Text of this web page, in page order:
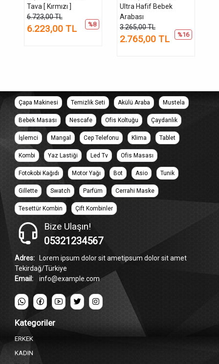
Tava [ Kırmızı ]
6.723,00 TL
%8
6.223,00 TL
Ultra Hafif Bebek
Arabası
3.265,00 TL
%16
2.765,00 TL
Çapa Makinesi Temizlik Seti Akülü Araba Mustela
Bebek Masası Nescafe Ofis Koltuğu Çaydanlık
İşlemci Mangal Cep Telefonu Klima Tablet
Kombi Yaz Lastiği Led Tv Ofis Masası
Fotokobi Kağıdı Motor Yağı Bot Asio Tunik
Gillette Swatch Parfüm Cerrahi Maske
Tesettür Kombin Çift Kombinler
Bize Ulaşın!
05321234567
Adres:
Lorem ipsum dolor sit ametipsum dolor sit amet
Tekirdağ/Türkiye
Email:
info@example.com
Kategoriler
ERKEK
KADIN